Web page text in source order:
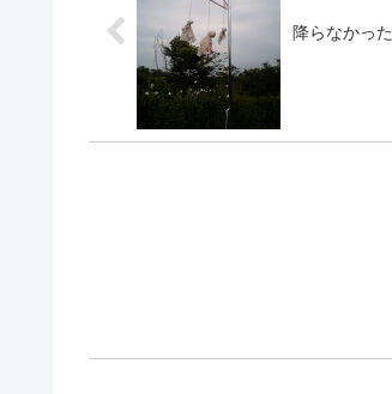
降らなかった